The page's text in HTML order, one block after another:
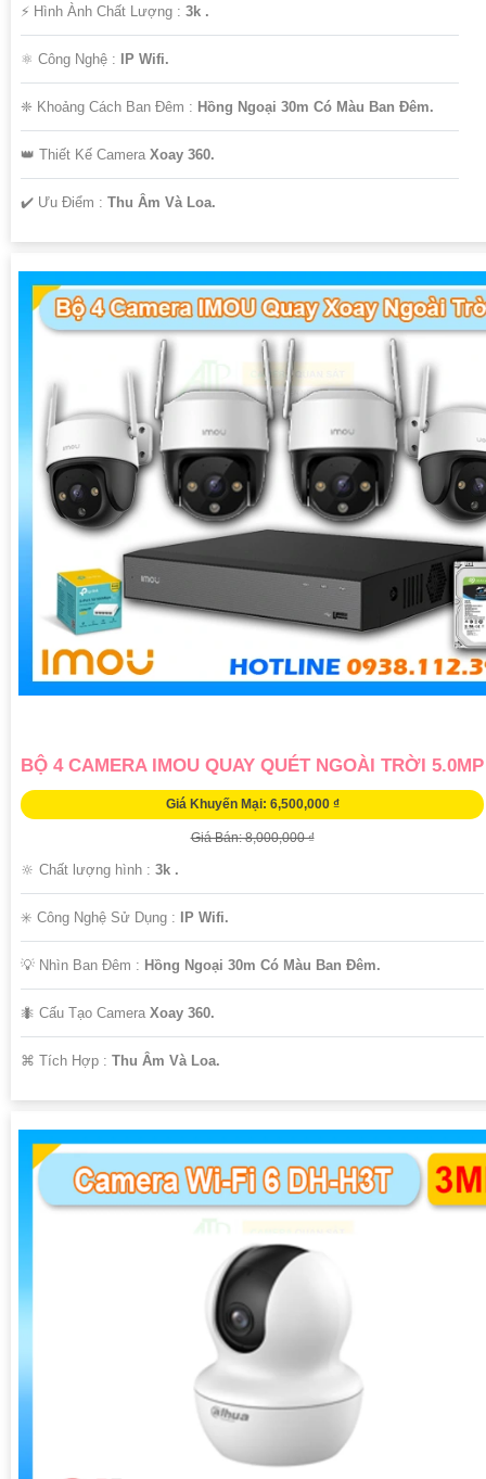
️⚡ Hình Ành Chất Lượng : 3k .
⚛️ Công Nghệ : IP Wifi.
❈ Khoảng Cách Ban Đêm : Hồng Ngoại 30m Có Màu Ban Ðêm.
👑 Thiết Kế Camera Xoay 360.
️✔️ Ưu Điểm : Thu Âm Và Loa.
BỘ 4 CAMERA IMOU QUAY QUÉT NGOÀI TRỜI 5.0MP
Giá Khuyến Mại: 6,500,000 ₫
Giá Bán: 8,000,000 ₫
🔆 Chất lượng hình : 3k .
✳️ Công Nghệ Sử Dụng : IP Wifi.
💡 Nhìn Ban Đêm : Hồng Ngoại 30m Có Màu Ban Ðêm.
🐜 Cấu Tạo Camera Xoay 360.
️⌘ Tích Hợp : Thu Âm Và Loa.